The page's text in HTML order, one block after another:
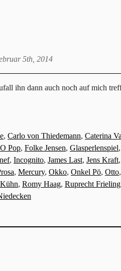
5th, 2014
ihn dann auch noch auf mich
, Carlo von Thiedemann, Caterina
Pop, Folke Jensen, Glasperlenspiel,
, Incognito, James Last, Jens Kraft,
, Mercury, Okko, Onkel Pö, Otto,
, Romy Haag, Ruprecht Frieling